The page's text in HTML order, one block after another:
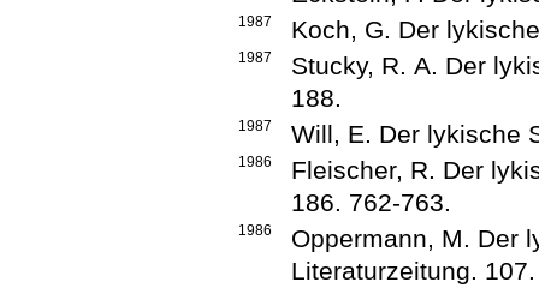
1987 Koch, G. Der
1987 Stucky, R. A. Der
188.
1987 Will, E. Der lykische
1986 Fleischer, R. Der
186. 762-763.
1986 Oppermann, M. Der
Literaturzeitung. 107.